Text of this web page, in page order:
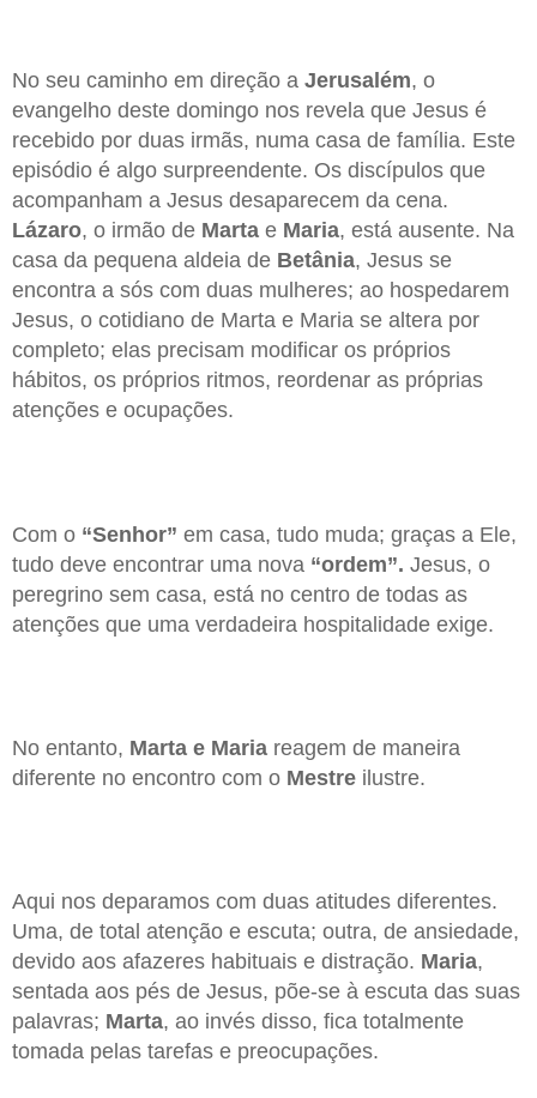
No seu caminho em direção a Jerusalém, o
evangelho deste domingo nos revela que Jesus é
recebido por duas irmãs, numa casa de família. Este
episódio é algo surpreendente. Os discípulos que
acompanham a Jesus desaparecem da cena.
Lázaro, o irmão de Marta e Maria, está ausente. Na
casa da pequena aldeia de Betânia, Jesus se
encontra a sós com duas mulheres; ao hospedarem
Jesus, o cotidiano de Marta e Maria se altera por
completo; elas precisam modificar os próprios
hábitos, os próprios ritmos, reordenar as próprias
atenções e ocupações.
Com o “Senhor” em casa, tudo muda; graças a Ele,
tudo deve encontrar uma nova “ordem”. Jesus, o
peregrino sem casa, está no centro de todas as
atenções que uma verdadeira hospitalidade exige.
No entanto, Marta e Maria reagem de maneira
diferente no encontro com o Mestre ilustre.
Aqui nos deparamos com duas atitudes diferentes.
Uma, de total atenção e escuta; outra, de ansiedade,
devido aos afazeres habituais e distração. Maria,
sentada aos pés de Jesus, põe-se à escuta das suas
palavras; Marta, ao invés disso, fica totalmente
tomada pelas tarefas e preocupações.